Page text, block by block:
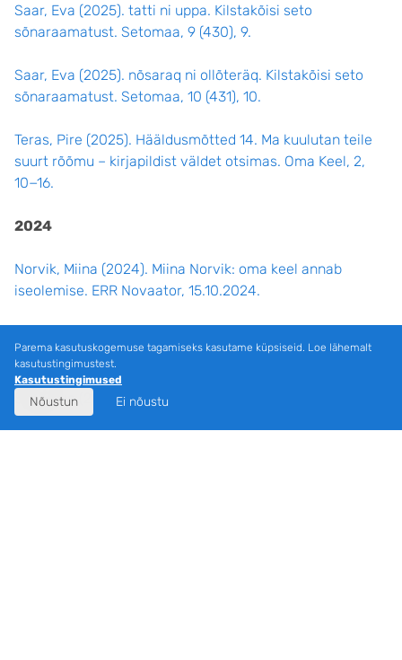
Saar, Eva (2025). tatti ni uppa. Kilstakõisi seto
sõnaraamatust. Setomaa, 9 (430), 9.
Saar, Eva (2025). nõsaraq ni ollõteräq. Kilstakõisi seto
sõnaraamatust. Setomaa, 10 (431), 10.
Teras, Pire (2025). Hääldusmõtted 14. Ma kuulutan teile
suurt rõõmu – kirjapildist väldet otsimas. Oma Keel, 2,
10−16.
2024
Norvik, Miina (2024). Miina Norvik: oma keel annab
iseolemise. ERR Novaator, 15.10.2024.
Kilstakõisi seto sõnaraamatust. Setomaa, 4 (413), 9.
Saar, Eva (2024). kaema sõnapereh. Kilstakõisi seto
sõnaraamatust. Setomaa, 6 (415), 3.
Parema kasutuskogemuse tagamiseks kasutame küpsiseid. Loe lähemalt
kasutustingimustest.
Kasutustingimused
Nõustun Ei nõustu